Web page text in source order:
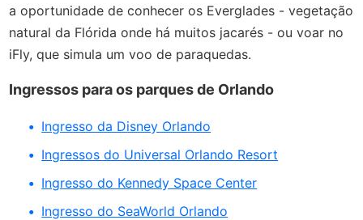
a oportunidade de conhecer os Everglades - vegetação
natural da Flórida onde há muitos jacarés - ou voar no
iFly, que simula um voo de paraquedas.
Ingressos para os parques de Orlando
Ingresso da Disney Orlando
Ingressos do Universal Orlando Resort
Ingresso do Kennedy Space Center
Ingresso do SeaWorld Orlando